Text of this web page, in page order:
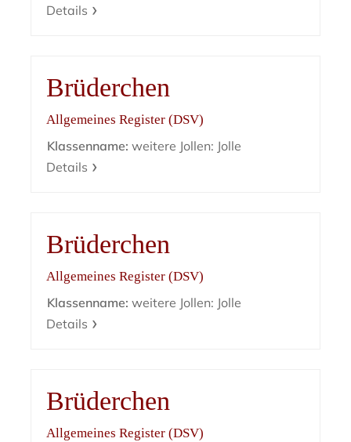
Details
Brüderchen
Allgemeines Register (DSV)
Klassenname: weitere Jollen: Jolle
Details
Brüderchen
Allgemeines Register (DSV)
Klassenname: weitere Jollen: Jolle
Details
Brüderchen
Allgemeines Register (DSV)